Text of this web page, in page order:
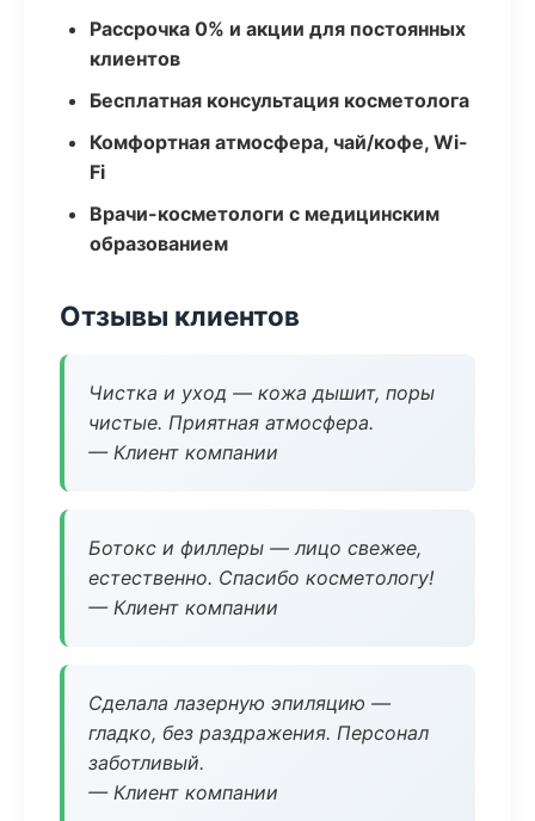
Рассрочка 0% и акции для постоянных
клиентов
Бесплатная консультация косметолога
Комфортная атмосфера, чай/кофе, Wi-
Fi
Врачи-косметологи с медицинским
образованием
Отзывы клиентов
Чистка и уход — кожа дышит, поры
чистые. Приятная атмосфера.
— Клиент компании
Ботокс и филлеры — лицо свежее,
естественно. Спасибо косметологу!
— Клиент компании
Сделала лазерную эпиляцию —
гладко, без раздражения. Персонал
заботливый.
— Клиент компании